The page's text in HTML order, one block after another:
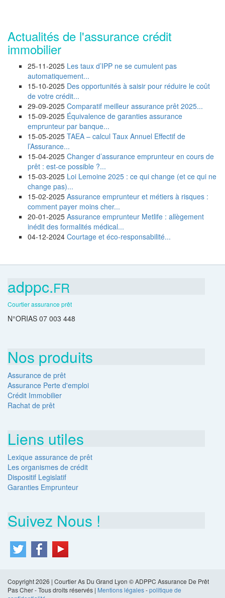
Actualités de l'assurance crédit
immobilier
25-11-2025 Les taux d’IPP ne se cumulent pas
automatiquement...
15-10-2025 Des opportunités à saisir pour réduire le coût
de votre crédit...
29-09-2025 Comparatif meilleur assurance prêt 2025...
15-09-2025 Équivalence de garanties assurance
emprunteur par banque...
15-05-2025 TAEA – calcul Taux Annuel Effectif de
l’Assurance...
15-04-2025 Changer d’assurance emprunteur en cours de
prêt : est-ce possible ?...
15-03-2025 Loi Lemoine 2025 : ce qui change (et ce qui ne
change pas)...
15-02-2025 Assurance emprunteur et métiers à risques :
comment payer moins cher...
20-01-2025 Assurance emprunteur Metlife : allègement
inédit des formalités médical...
04-12-2024 Courtage et éco-responsabilité...
adppc.FR
Courtier assurance prêt
N°ORIAS 07 003 448
Nos produits
Assurance de prêt
Assurance Perte d'emploi
Crédit Immobilier
Rachat de prêt
Liens utiles
Lexique assurance de prêt
Les organismes de crédit
Dispositif Legislatif
Garanties Emprunteur
Suivez Nous !
Copyright 2026 | Courtier As Du Grand Lyon © ADPPC Assurance De Prêt
Pas Cher - Tous droits réservés | Mentions légales-politique de